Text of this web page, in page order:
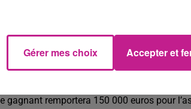
de la prochaine et 5ᵉ saison de
qui affrontera d'autres humoristes
Marine Rollman. Deux actrices seront
sportif fera son entrée : le combattant de
gagnant remportera 150 000 euros pour
Gérer mes choix Accepter et